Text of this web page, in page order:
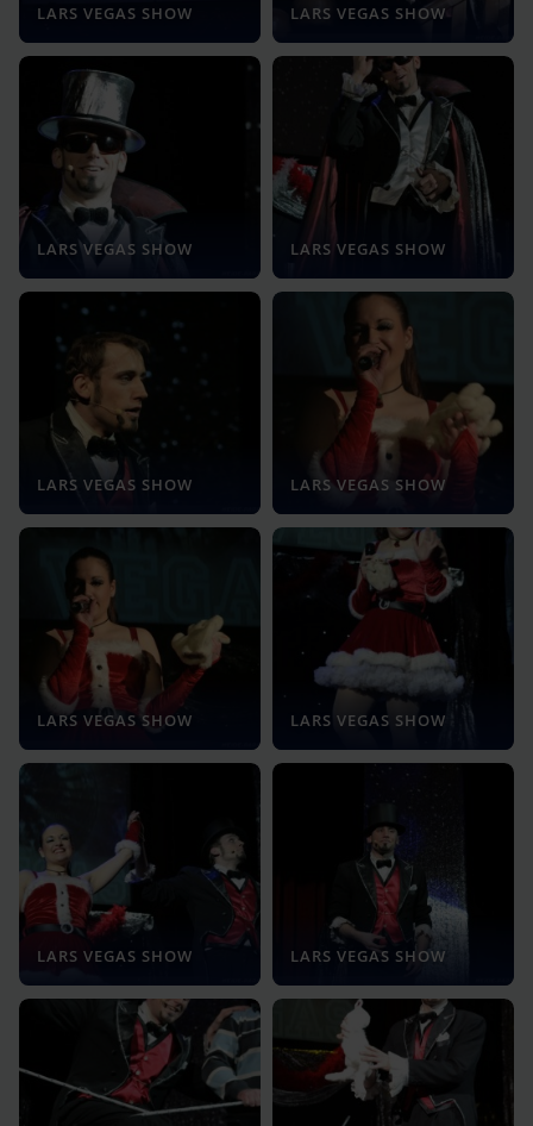
LARS VEGAS SHOW LARS VEGAS SHOW
LARS VEGAS SHOW LARS VEGAS SHOW
LARS VEGAS SHOW LARS VEGAS SHOW
LARS VEGAS SHOW LARS VEGAS SHOW
LARS VEGAS SHOW LARS VEGAS SHOW